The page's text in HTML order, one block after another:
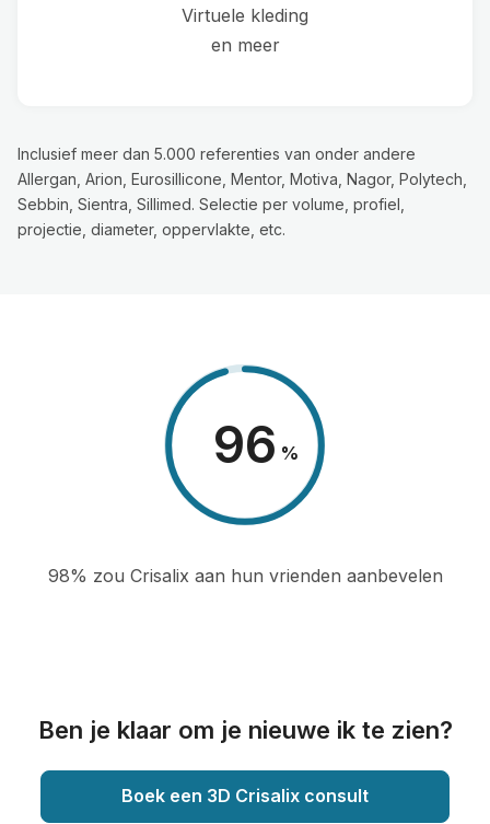
Virtuele kleding
en meer
Inclusief meer dan 5.000 referenties van onder andere
Allergan, Arion, Eurosillicone, Mentor, Motiva, Nagor, Polytech,
Sebbin, Sientra, Sillimed. Selectie per volume, profiel,
projectie, diameter, oppervlakte, etc.
98 %
98% zou Crisalix aan hun vrienden aanbevelen
Ben je klaar om je nieuwe ik te zien?
Boek een 3D Crisalix consult